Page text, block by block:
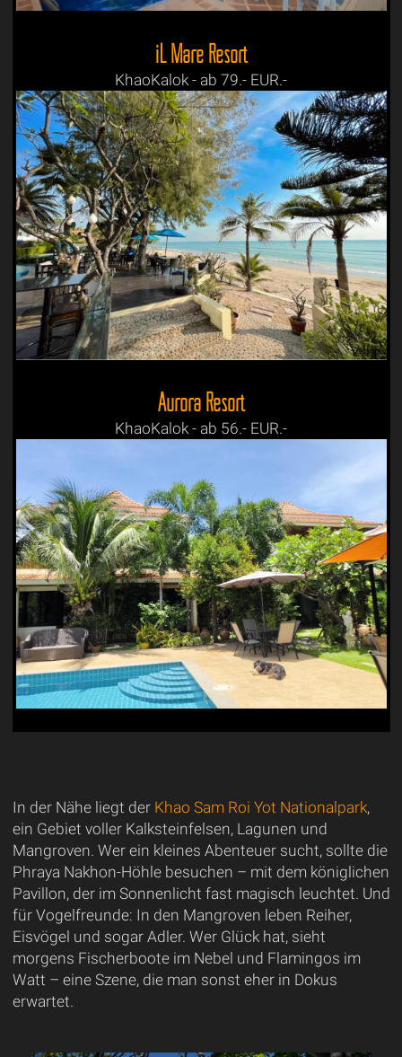
iL Mare Resort
KhaoKalok - ab 79.- EUR.-
Aurora Resort
KhaoKalok - ab 56.- EUR.-
In der Nähe liegt der Khao Sam Roi Yot Nationalpark,
ein Gebiet voller Kalksteinfelsen, Lagunen und
Mangroven. Wer ein kleines Abenteuer sucht, sollte die
Phraya Nakhon-Höhle besuchen – mit dem königlichen
Pavillon, der im Sonnenlicht fast magisch leuchtet. Und
für Vogelfreunde: In den Mangroven leben Reiher,
Eisvögel und sogar Adler. Wer Glück hat, sieht
morgens Fischerboote im Nebel und Flamingos im
Watt – eine Szene, die man sonst eher in Dokus
erwartet.